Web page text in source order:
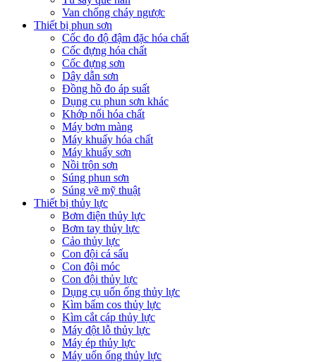
Van chống cháy ngược
Thiết bị phun sơn
Cốc đo độ đậm đặc hóa chất
Cốc đựng hóa chất
Cốc đựng sơn
Dây dẫn sơn
Đồng hồ đo áp suất
Dụng cụ phun sơn khác
Khớp nối hóa chất
Máy bơm màng
Máy khuấy hóa chất
Máy khuấy sơn
Nồi trộn sơn
Súng phun sơn
Súng vẽ mỹ thuật
Thiết bị thủy lực
Bơm điện thủy lực
Bơm tay thủy lực
Cảo thủy lực
Con đội cá sấu
Con đội móc
Con đội thủy lực
Dụng cụ uốn ống thủy lực
Kìm bấm cos thủy lực
Kìm cắt cáp thủy lực
Máy đột lỗ thủy lực
Máy ép thủy lực
Máy uốn ống thủy lực